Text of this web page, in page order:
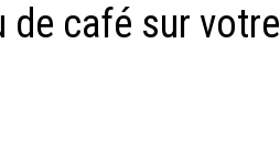
de café sur votre